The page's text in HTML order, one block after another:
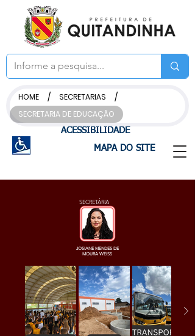
ACESSIBILIDADE
MAPA DO SITE
HOME / SECRETARIAS /
SECRETARIA DE EDUCAÇÃO
SECRETÁRIA
JOSIANE MENDES DE
MOURA WEISS